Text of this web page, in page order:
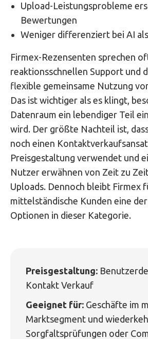
Upload-Leistungsprobleme
Bewertungen
Weniger differenziert bei AI
Firmex-Rezensenten sprechen
reaktionsschnellen Support und
flexible gemeinsame Nutzung
Das ist wichtiger als es klingt,
Datenraum ein lebendiger Teil
wird. Der größte Nachteil ist,
noch einen
Preisgestaltung verwendet und
Nutzer erwähnen von Zeit zu
Uploads. Dennoch bleibt Firmex
mittelständische Kunden eine
Optionen in dieser Kategorie.
Preisgestaltung:
Kontakt Verkauf
Geeignet für: Geschäfte im
Marktsegment und
Sorgfaltsprüfungen oder